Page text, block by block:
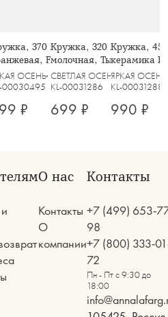
F,
2 шт, фарфор P,
Florance
370 мл, фарфор N,
Fall stories, Autumn
ОСЕНЬ
00030495
₽
Кружка, 320 мл,
молочная, Тыквы, Bright
СВЕТЛАЯ ОСЕНЬ
KL-00031286
699 ₽
Кружка,
керамика
Bright
ЯРКАЯ ОСЕНЬ
KL-00031288
990 ₽
О нас
Контакты
О
компании
Контакты
+7 (499) 653-
98
+7 (800) 333-
72
Пн - Пт с 9:30 до
18:00